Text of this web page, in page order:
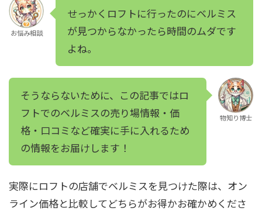
お悩み相談
せっかくロフトに行ったのにベルミス
が見つからなかったら時間のムダです
よね。
そうならないために、この記事ではロ
フトでのベルミスの売り場情報・価
格・口コミなど確実に手に入れるため
の情報をお届けします！
物知り博士
実際にロフトの店舗でベルミスを見つけた際は、オン
ライン価格と比較してどちらがお得かお確かめくださ